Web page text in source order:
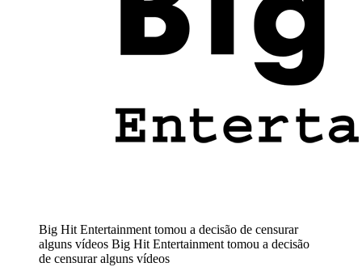
Big Hit Entertainment tomou a decisão de censurar
alguns vídeos Big Hit Entertainment tomou a decisão
de censurar alguns vídeos